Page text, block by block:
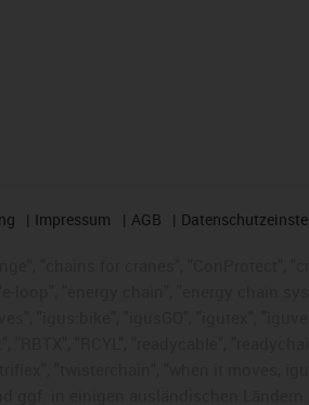
Impressum AGB